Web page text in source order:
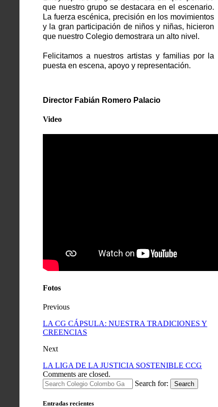
que nuestro grupo se destacara en el escenario.
La fuerza escénica, precisión en los movimientos
y la gran participación de niños y niñas, hicieron
que nuestro Colegio demostrara un alto nivel.
Felicitamos a nuestros artistas y familias por la
puesta en escena, apoyo y representación.
Director Fabián Romero Palacio
Video
Fotos
Previous
LA CG CÁPSULA: NUESTRA TRADICIONES Y
CREENCIAS
Next
LA LIGA DE LA JUSTICIA SOSTENIBLE CCG
Comments are closed.
Search for:
Search
Entradas recientes